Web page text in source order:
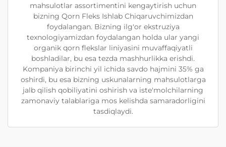
mahsulotlar assortimentini kengaytirish uchun
bizning Qorn Fleks Ishlab Chiqaruvchimizdan
foydalangan. Bizning ilg'or ekstruziya
texnologiyamizdan foydalangan holda ular yangi
organik qorn flekslar liniyasini muvaffaqiyatli
boshladilar, bu esa tezda mashhurlikka erishdi.
Kompaniya birinchi yil ichida savdo hajmini 35% ga
oshirdi, bu esa bizning uskunalarning mahsulotlarga
jalb qilish qobiliyatini oshirish va iste'molchilarning
zamonaviy talablariga mos kelishda samaradorligini
tasdiqlaydi.